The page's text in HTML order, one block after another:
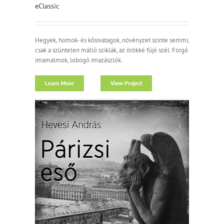
eClassic
Hegyek, homok- és kősivatagok, növényzet szinte semmi,
csak a szüntelen málló sziklák, az örökké fújó szél. Forgó
imamalmok, lobogó imazászlók.
Learn More View Project